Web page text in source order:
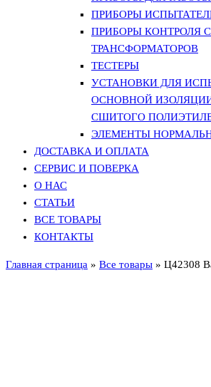
ПРИБОРЫ
ПРИБОРЫ КОНТРОЛЯ
ТРАНСФОРМАТОРОВ
ТЕСТЕРЫ
УСТАНОВКИ ДЛЯ
ОСНОВНОЙ
СШИТОГО
ЭЛЕМЕНТЫ
ДОСТАВКА И ОПЛАТА
СЕРВИС И ПОВЕРКА
О НАС
СТАТЬИ
ВСЕ ТОВАРЫ
КОНТАКТЫ
Главная страница » Все товары » Ц42308